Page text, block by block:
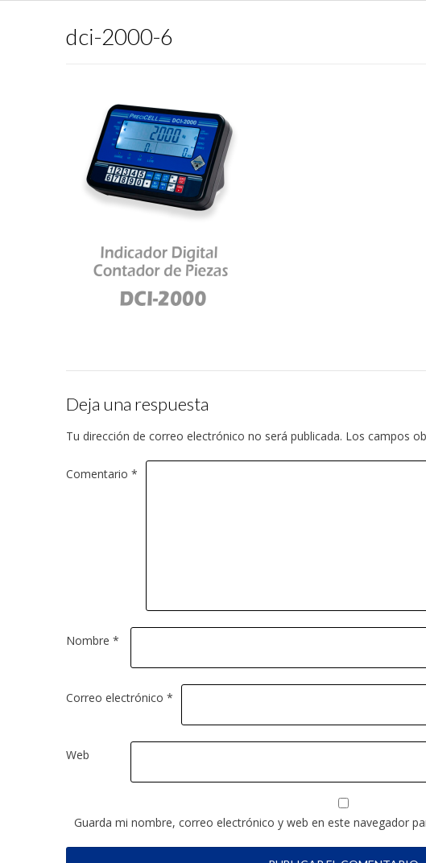
dci-2000-6
Deja una respuesta
Tu dirección de correo electrónico no será publicada. Los campos
Comentario *
Nombre *
Correo electrónico *
Web
Guarda mi nombre, correo electrónico y web en este navegador